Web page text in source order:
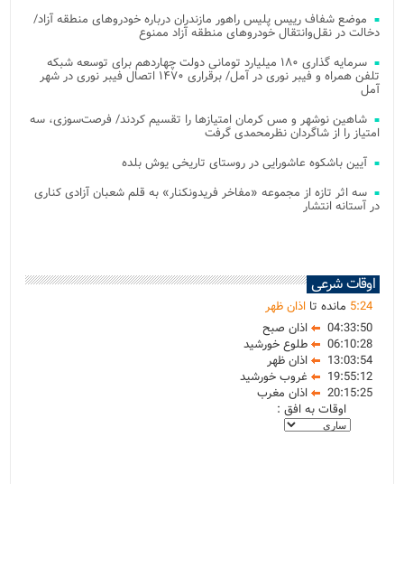
موضع شفاف رییس پلیس راهور مازندران درباره خودروهای منطقه آزاد/
دخالت در نقل‌وانتقال خودروهای منطقه آزاد ممنوع
سرمایه گذاری ۱۸۰ میلیارد تومانی دولت چهاردهم برای توسعه شبکه
تلفن همراه و فیبر نوری در آمل/ برقراری ۱۴۷۰ اتصال فیبر نوری در شهر
آمل
شاهین نوشهر و مس کرمان امتیازها را تقسیم کردند/ فرصت‌سوزی، سه
امتیاز را از شاگردان نظرمحمدی گرفت
آیین باشکوه عاشورایی در روستای تاریخی یوش بلده
سه اثر تازه از مجموعه «مفاخر فریدونکنار» به قلم شعبان آزادی کناری
در آستانه انتشار
اوقات شرعی
5:24 مانده تااذان ظهر
04:33:50
اذان صبح
06:10:28
طلوع خورشید
13:03:54
اذان ظهر
19:55:12
غروب خورشید
20:15:25
اذان مغرب
اوقات به افق :